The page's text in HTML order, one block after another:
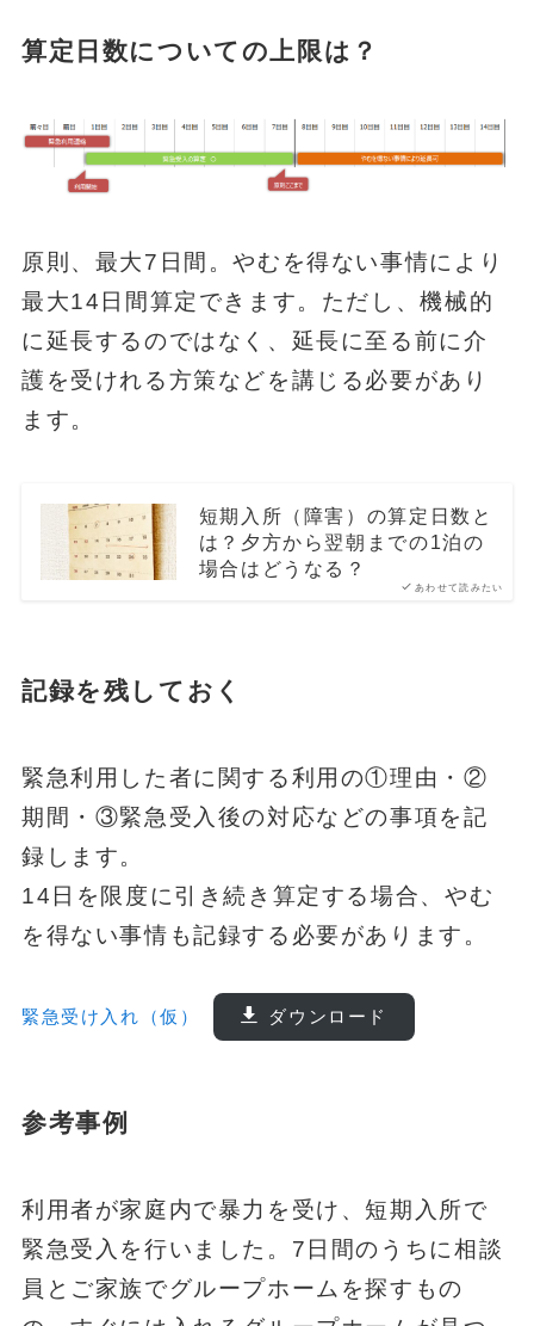
算定日数についての上限は？
原則、最大7日間。やむを得ない事情により
最大14日間算定できます。ただし、機械的
に延長するのではなく、延長に至る前に介
護を受けれる方策などを講じる必要があり
ます。
あわせて読みたい
短期入所（障害）の算定日数と
は？夕方から翌朝までの1泊の
場合はどうなる？
記録を残しておく
緊急利用した者に関する利用の①理由・②
期間・③緊急受入後の対応などの事項を記
録します。
14日を限度に引き続き算定する場合、やむ
を得ない事情も記録する必要があります。
緊急受け入れ（仮） ダウンロード
参考事例
利用者が家庭内で暴力を受け、短期入所で
緊急受入を行いました。7日間のうちに相談
員とご家族でグループホームを探すもの